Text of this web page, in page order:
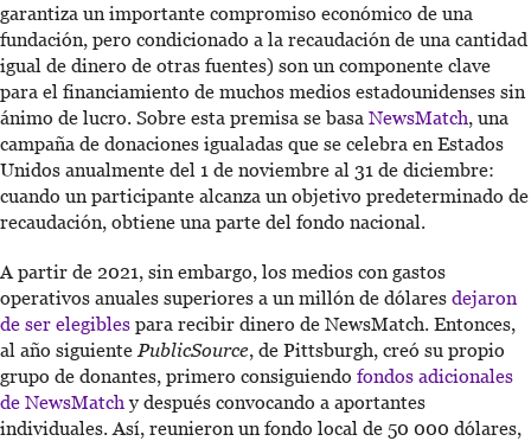
garantiza un importante compromiso económico de una
fundación, pero condicionado a la recaudación de una cantidad
igual de dinero de otras fuentes) son un componente clave
para el financiamiento de muchos medios estadounidenses sin
ánimo de lucro. Sobre esta premisa se basa NewsMatch, una
campaña de donaciones igualadas que se celebra en Estados
Unidos anualmente del 1 de noviembre al 31 de diciembre:
cuando un participante alcanza un objetivo predeterminado de
recaudación, obtiene una parte del fondo nacional.
A partir de 2021, sin embargo, los medios con gastos
operativos anuales superiores a un millón de dólares dejaron
de ser elegibles para recibir dinero de NewsMatch. Entonces,
al año siguiente PublicSource, de Pittsburgh, creó su propio
grupo de donantes, primero consiguiendo fondos adicionales
de NewsMatch y después convocando a aportantes
individuales. Así, reunieron un fondo local de 50 000 dólares,